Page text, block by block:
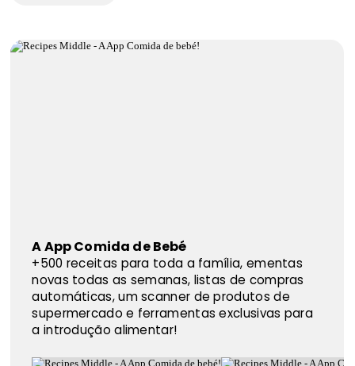
A App Comida de Bebé
+500 receitas para toda a família, ementas
novas todas as semanas, listas de compras
automáticas, um scanner de produtos de
supermercado e ferramentas exclusivas para
a introdução alimentar!